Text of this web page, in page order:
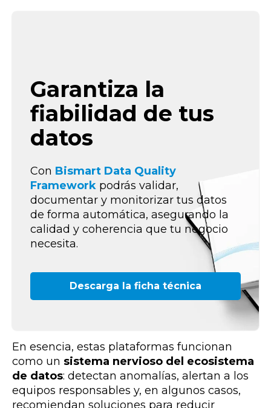
Garantiza la
fiabilidad de tus
datos
Con Bismart Data Quality
Framework podrás validar,
documentar y monitorizar tus datos
de forma automática, asegurando la
calidad y coherencia que tu negocio
necesita.
Descarga la ficha técnica
En esencia, estas plataformas funcionan
como un sistema nervioso del ecosistema
de datos: detectan anomalías, alertan a los
equipos responsables y, en algunos casos,
recomiendan soluciones para reducir